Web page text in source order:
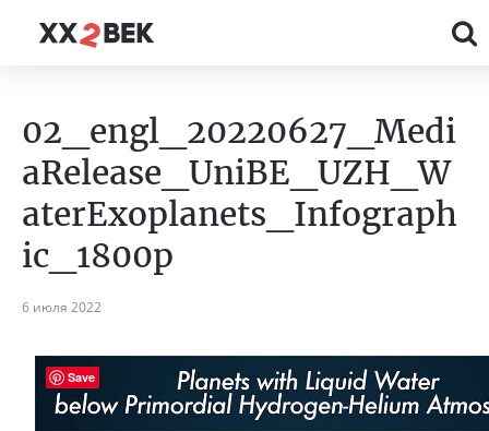
02_engl_20220627_Medi
aRelease_UniBE_UZH_W
aterExoplanets_Infograph
ic_1800p
6 июля 2022
Save